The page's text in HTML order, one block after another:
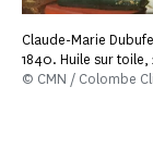
Claude-Marie
1840. Huile sur toile,
© CMN / Colombe